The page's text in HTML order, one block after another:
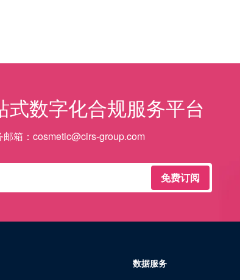
式数字化合规服务平台
箱： cosmetic@cirs-group.com
免费订阅
数据服务